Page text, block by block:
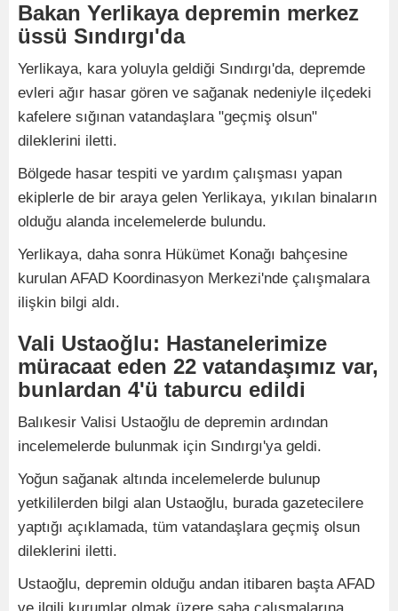
Bakan Yerlikaya depremin merkez
üssü Sındırgı'da
Yerlikaya, kara yoluyla geldiği Sındırgı'da, depremde
evleri ağır hasar gören ve sağanak nedeniyle ilçedeki
kafelere sığınan vatandaşlara "geçmiş olsun"
dileklerini iletti.
Bölgede hasar tespiti ve yardım çalışması yapan
ekiplerle de bir araya gelen Yerlikaya, yıkılan binaların
olduğu alanda incelemelerde bulundu.
Yerlikaya, daha sonra Hükümet Konağı bahçesine
kurulan AFAD Koordinasyon Merkezi'nde çalışmalara
ilişkin bilgi aldı.
Vali Ustaoğlu: Hastanelerimize
müracaat eden 22 vatandaşımız var,
bunlardan 4'ü taburcu edildi
Balıkesir Valisi Ustaoğlu de depremin ardından
incelemelerde bulunmak için Sındırgı'ya geldi.
Yoğun sağanak altında incelemelerde bulunup
yetkililerden bilgi alan Ustaoğlu, burada gazetecilere
yaptığı açıklamada, tüm vatandaşlara geçmiş olsun
dileklerini iletti.
Ustaoğlu, depremin olduğu andan itibaren başta AFAD